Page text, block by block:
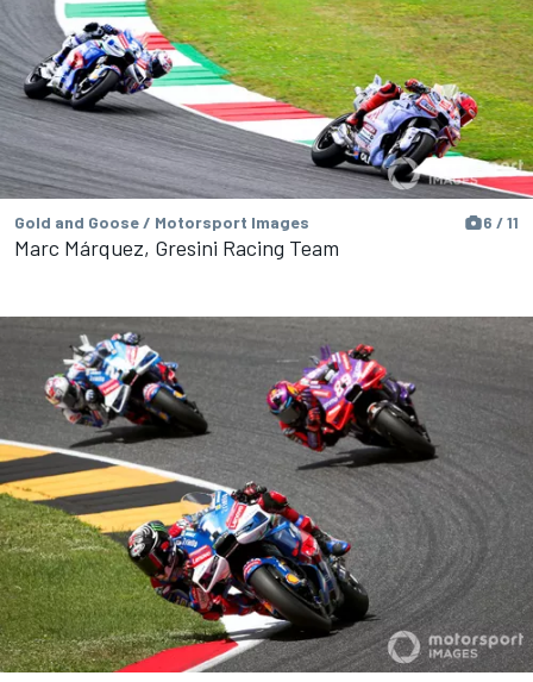
Gold and Goose / Motorsport Images 6 / 11
Marc Márquez, Gresini Racing Team